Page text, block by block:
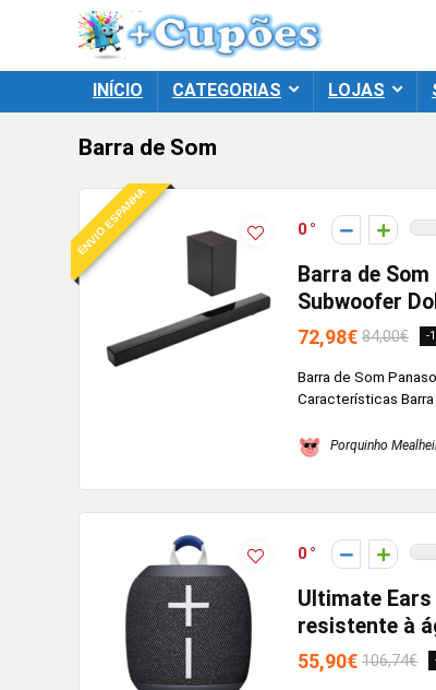
INÍCIO CATEGORIAS LOJAS
Barra de Som
ENVIO ESPANHA 0
Barra de
Subwoofer
72,98€ 84,00€ -
Barra de Som
Características
Porquinho
0
Ultimate Ears
resistente à
55,90€ 106,74€